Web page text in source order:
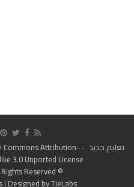
تعليم جديد - This work is licensed under a
Commons Attribution-
3.0 Unported License
© Copyright 2026, All Rights Reserved
| Designed byTieLabs